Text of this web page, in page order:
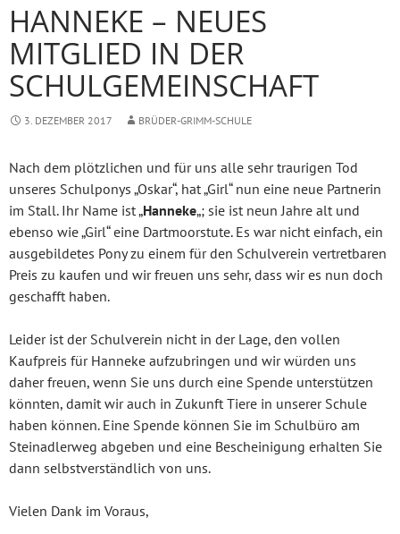
HANNEKE – NEUES
MITGLIED IN DER
SCHULGEMEINSCHAFT
3. DEZEMBER 2017 BRÜDER-GRIMM-SCHULE
Nach dem plötzlichen und für uns alle sehr traurigen Tod
unseres Schulponys „Oskar“, hat „Girl“ nun eine neue Partnerin
im Stall. Ihr Name ist „Hanneke„; sie ist neun Jahre alt und
ebenso wie „Girl“ eine Dartmoorstute. Es war nicht einfach, ein
ausgebildetes Pony zu einem für den Schulverein vertretbaren
Preis zu kaufen und wir freuen uns sehr, dass wir es nun doch
geschafft haben.
Leider ist der Schulverein nicht in der Lage, den vollen
Kaufpreis für Hanneke aufzubringen und wir würden uns
daher freuen, wenn Sie uns durch eine Spende unterstützen
könnten, damit wir auch in Zukunft Tiere in unserer Schule
haben können. Eine Spende können Sie im Schulbüro am
Steinadlerweg abgeben und eine Bescheinigung erhalten Sie
dann selbstverständlich von uns.
Vielen Dank im Voraus,